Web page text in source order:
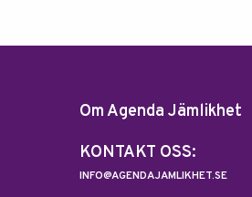
Om Agenda Jämlikhet
KONTAKT OSS:
INFO@AGENDAJAMLIKHET.SE